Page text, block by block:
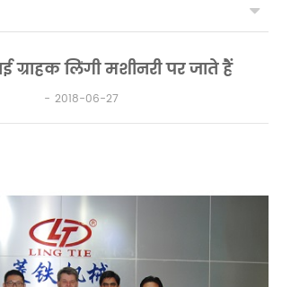
ग्राहक लिंगी मशीनरी पर जाते हैं
2018-06-27